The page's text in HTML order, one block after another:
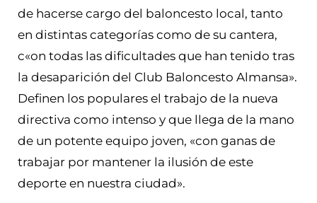
de hacerse cargo del baloncesto local, tanto
en distintas categorías como de su cantera,
c«on todas las dificultades que han tenido tras
la desaparición del Club Baloncesto Almansa».
Definen los populares el trabajo de la nueva
directiva como intenso y que llega de la mano
de un potente equipo joven, «con ganas de
trabajar por mantener la ilusión de este
deporte en nuestra ciudad».